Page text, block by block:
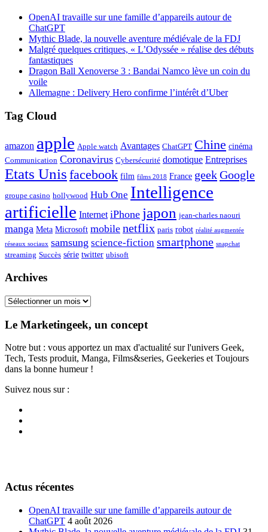
OpenAI travaille sur une famille d’appareils autour de
ChatGPT
Mythic Blade, la nouvelle aventure médiévale de la FDJ
Malgré quelques critiques, « L’Odyssée » réalise des débuts
fantastiques
Dragon Ball Xenoverse 3 : Bandai Namco lève un coin du
voile
Allemagne : Delivery Hero confirme l’intérêt d’Uber
Tag Cloud
amazon apple Apple watch Avantages ChatGPT Chine cinéma
Communication Coronavirus Cybersécurité domotique Entreprises
Etats Unis facebook film films 2018 France geekGoogle
groupe casino hollywood Hub One Intelligence
artificielle Internet iPhone japon jean-charles naouri
manga Meta Microsoft mobile netflix paris robot réalité augmentée
réseaux sociaux samsung science-fiction smartphone snapchat
streaming Succès série twitter ubisoft
Archives
Archives
Le Marketingeek, un concept
Notre but : vous apportez un max d'actualité sur l'univers Geek,
Tech, Tests produit, Manga, Films&series, Geekeries et Toujours
dans la bonne humeur !
Suivez nous sur :
Actus récentes
OpenAI travaille sur une famille d’appareils autour de
ChatGPT 4 août 2026